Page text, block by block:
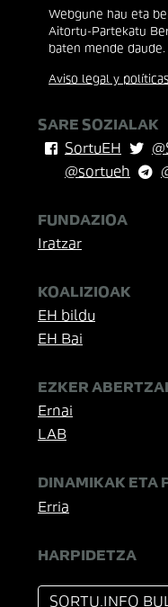
Webgune hau eta
Aitortu-Partekatu
baten mende daude.
Aviso legal y
SARE SOZIALAK
SortuEH
@sortueh
FUNDAZIOA
Iratzar
KOALIZIOAK
EH bildu
EH Bai
EZKER
Ernai
LAB
DINAMIKAK ETA
Erria
HARPIDETZA
SORTU.INFO